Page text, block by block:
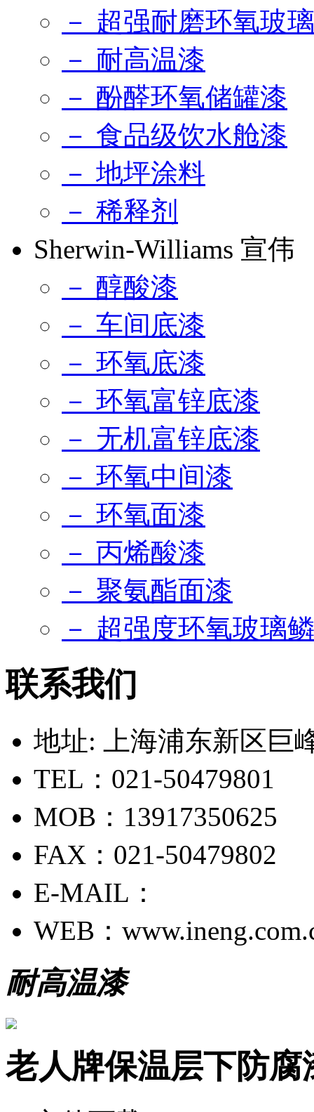
－ 超强耐磨环氧玻
－ 耐高温漆
－ 酚醛环氧储罐漆
－ 食品级饮水舱漆
－ 地坪涂料
－ 稀释剂
Sherwin-Williams 宣伟
－ 醇酸漆
－ 车间底漆
－ 环氧底漆
－ 环氧富锌底漆
－ 无机富锌底漆
－ 环氧中间漆
－ 环氧面漆
－ 丙烯酸漆
－ 聚氨酯面漆
－ 超强度环氧玻璃
联系我们
地址: 上海浦东新区巨
TEL：021-50479801
MOB：13917350625
FAX：021-50479802
E-MAIL：
WEB：
耐高温漆
老人牌保温层下防腐